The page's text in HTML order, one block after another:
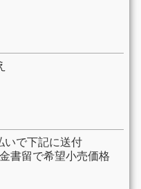
いで下記に送付
書留で希望小売価格